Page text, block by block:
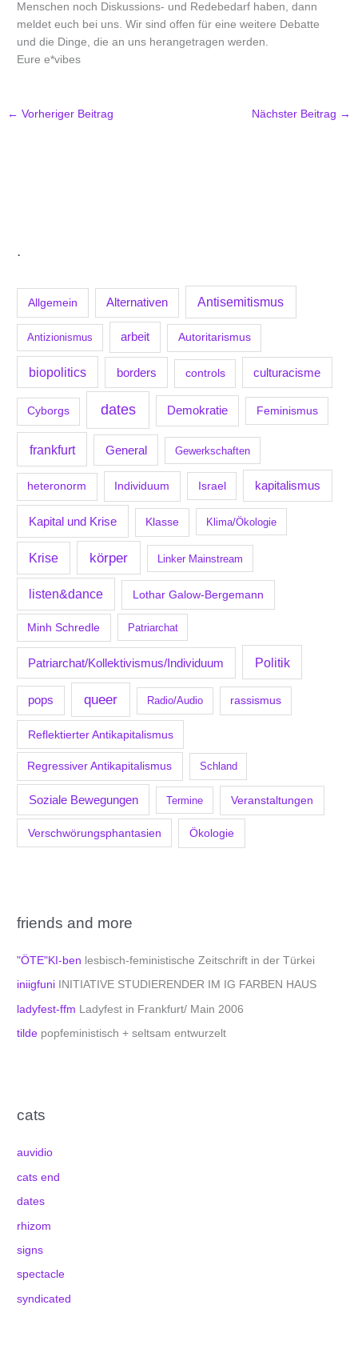
.
Allgemein Alternativen Antisemitismus
Antizionismus arbeit Autoritarismus
biopolitics borders controls culturacisme
Cyborgs dates Demokratie Feminismus
frankfurt General Gewerkschaften
heteronorm Individuum Israel kapitalismus
Kapital und Krise Klasse Klima/Ökologie
Krise körper Linker Mainstream
listen&dance Lothar Galow-Bergemann
Minh Schredle Patriarchat
Patriarchat/Kollektivismus/Individuum Politik
pops queer Radio/Audio rassismus
Reflektierter Antikapitalismus
Regressiver Antikapitalismus Schland
Soziale Bewegungen Termine Veranstaltungen
Verschwörungsphantasien Ökologie
friends and more
"ÖTE"KI-ben lesbisch-feministische Zeitschrift in der Türkei
iniigfuni INITIATIVE STUDIERENDER IM IG FARBEN HAUS
ladyfest-ffm Ladyfest in Frankfurt/ Main 2006
tilde popfeministisch + seltsam entwurzelt
cats
auvidio
cats end
dates
rhizom
signs
spectacle
syndicated
Menschen noch Diskussions- und Redebedarf haben, dann
meldet euch bei uns. Wir sind offen für eine weitere Debatte
und die Dinge, die an uns herangetragen werden.
Eure e*vibes
← Vorheriger Beitrag Nächster Beitrag →